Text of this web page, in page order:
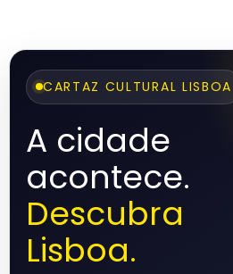
CARTAZ CULTURAL LISBOA
A cidade
acontece.
Descubra
Lisboa.